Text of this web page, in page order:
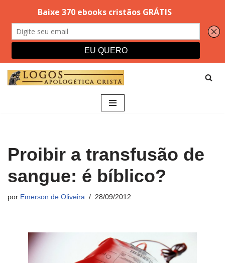
Proibir a transfusão de
sangue: é bíblico?
por Emerson de Oliveira 28/09/2012